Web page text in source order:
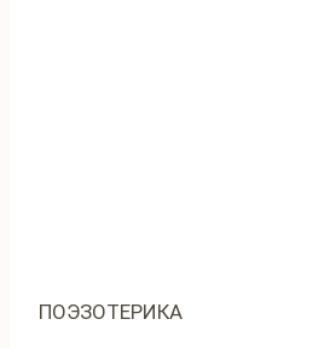
ПОЭЗОТЕРИКА